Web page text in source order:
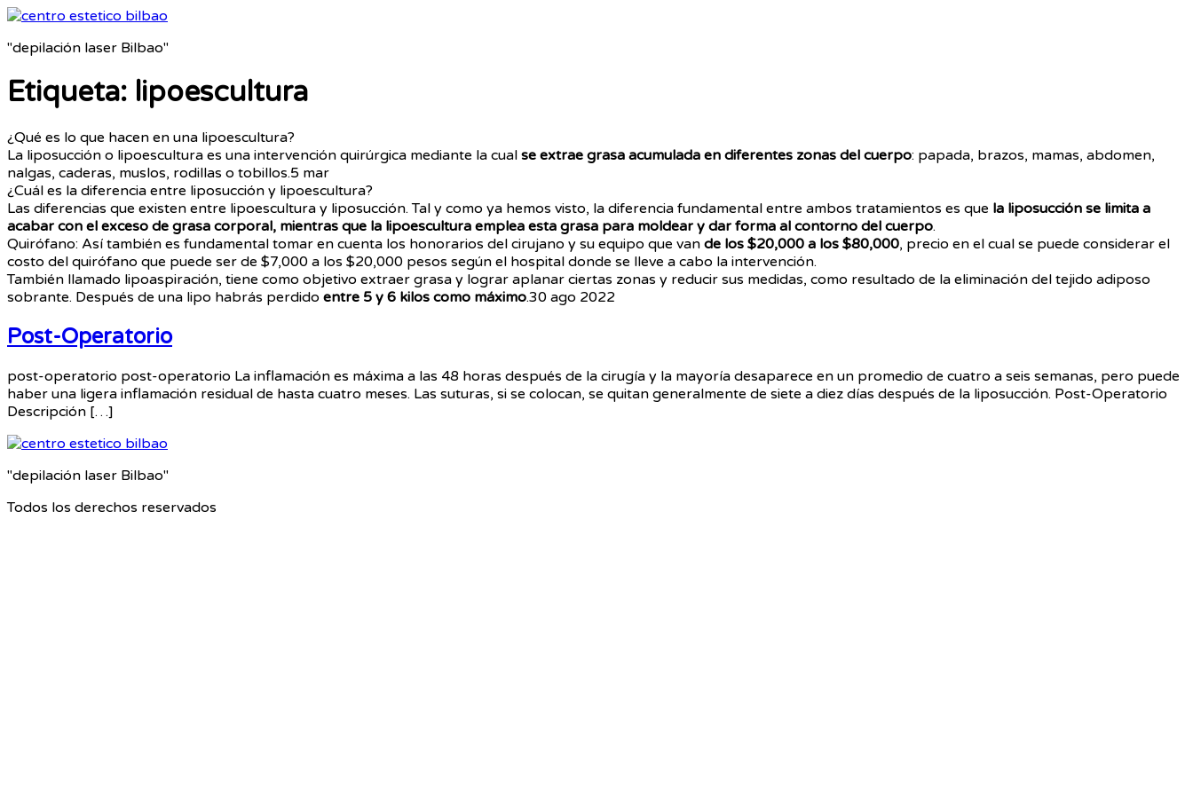
"depilación laser Bilbao"
Etiqueta: lipoescultura
¿Qué es lo que hacen en una lipoescultura?
La liposucción o lipoescultura es una intervención quirúrgica mediante la cual se extrae grasa acumulada en diferentes zonas del cuerpo: papada, brazos, mamas, abdomen,
nalgas, caderas, muslos, rodillas o tobillos.5 mar
¿Cuál es la diferencia entre liposucción y lipoescultura?
Las diferencias que existen entre lipoescultura y liposucción. Tal y como ya hemos visto, la diferencia fundamental entre ambos tratamientos es que la liposucción se limita a
acabar con el exceso de grasa corporal, mientras que la lipoescultura emplea esta grasa para moldear y dar forma al contorno del cuerpo.
Quirófano: Así también es fundamental tomar en cuenta los honorarios del cirujano y su equipo que van de los $20,000 a los $80,000, precio en el cual se puede considerar el
costo del quirófano que puede ser de $7,000 a los $20,000 pesos según el hospital donde se lleve a cabo la intervención.
También llamado lipoaspiración, tiene como objetivo extraer grasa y lograr aplanar ciertas zonas y reducir sus medidas, como resultado de la eliminación del tejido adiposo
sobrante. Después de una lipo habrás perdido entre 5 y 6 kilos como máximo.30 ago 2022
Post-Operatorio
post-operatorio post-operatorio La inflamación es máxima a las 48 horas después de la cirugía y la mayoría desaparece en un promedio de cuatro a seis semanas, pero puede
haber una ligera inflamación residual de hasta cuatro meses. Las suturas, si se colocan, se quitan generalmente de siete a diez días después de la liposucción. Post-Operatorio
Descripción […]
"depilación laser Bilbao"
Todos los derechos reservados